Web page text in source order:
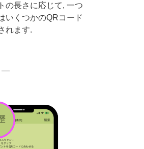
の長さに応じて, 一つ
いくつかのQRコード
れます.
—